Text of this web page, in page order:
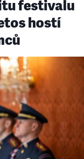
festivalu
hostí